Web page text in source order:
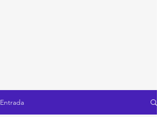
Entrada